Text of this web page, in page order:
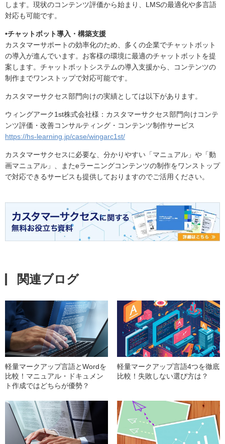
します。現状のコンテンツ評価から始まり、LMSの最適化や多言語
対応も可能です。
•チャットボット導入・構築支援
カスタマーサポートの効率化のため、多くの企業でチャットボット
の導入が進んでいます。お客様の環境に最適のチャットボットを提
案します。チャットボットシステムの導入支援から、コンテンツの
制作までワンストップで対応可能です。
カスタマーサクセス部門向けの実績としては以下があります。
ウィングアーク1st株式会社様：カスタマーサクセス部門向けコンテ
ンツ評価・改善コンサルティング・コンテンツ制作サービス
https://hs-learning.jp/case/wingarc1st/
カスタマーサクセスに必要な、分かりやすい「マニュアル」や「動
画マニュアル」、またeラーニングコンテンツの制作をワンストップ
で対応できるサービスも提供しておりますのでご活用ください。
関連ブログ
軽量マークアップ言語とWordを
比較！マニュアル・ドキュメン
ト作成ではどちらが優勢？
軽量マークアップ言語4つを徹底
比較！失敗しない選び方は？